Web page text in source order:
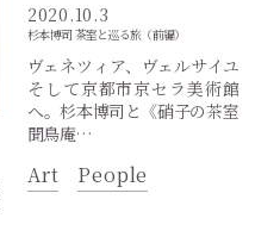
2020.10.3
杉本博司 茶室と巡る旅（前編）
ヴェネツィア、ヴェルサイユ
そして京都市京セラ美術館
へ。杉本博司と《硝子の茶室
聞鳥庵…
Art People